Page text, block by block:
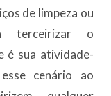
de limpeza ou
terceirizar o
é sua atividade-
cenário ao